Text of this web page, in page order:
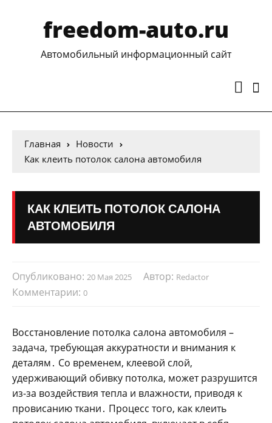
freedom-auto.ru
Автомобильный информационный сайт
Главная
Новости
Как клеить потолок салона автомобиля
КАК КЛЕИТЬ ПОТОЛОК САЛОНА
АВТОМОБИЛЯ
Опубликовано: 20 Мая 2025 Автор: Redactor
Комментарии: 0
Восстановление потолка салона автомобиля –
задача, требующая аккуратности и внимания к
деталям․ Со временем, клеевой слой,
удерживающий обивку потолка, может разрушится
из-за воздействия тепла и влажности, приводя к
провисанию ткани․ Процесс того, как клеить